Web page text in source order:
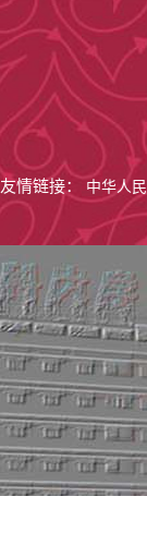
友情链接： 中华人